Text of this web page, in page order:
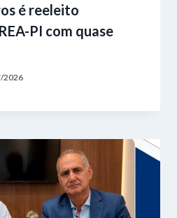
é reeleito
PI com quase
2026